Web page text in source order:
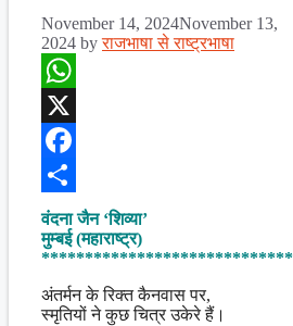
November 14, 2024November 13,
2024 byराजभाषा से राष्ट्रभाषा
WhatsApp
X
Facebook
Share
वंदना जैन ‘शिव्या’
मुम्बई (महाराष्ट्र)
अंतर्मन के रिक्त कैनवास पर,
स्मृतियों ने कुछ चित्र उकेरे हैं।